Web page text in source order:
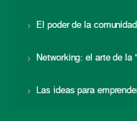
El poder de la
Networking: el arte de la
Las ideas para